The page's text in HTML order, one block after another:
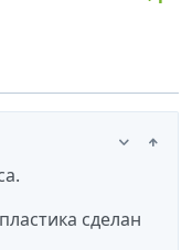
сделан